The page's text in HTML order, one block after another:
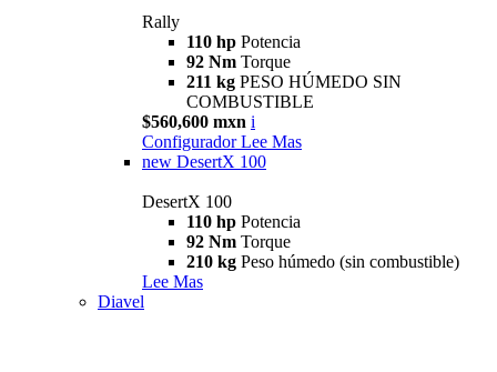
Rally
110 hp Potencia
92 Nm Torque
211 kg PESO HÚMEDO SIN
COMBUSTIBLE
$560,600 mxn i
Configurador Lee Mas
new DesertX 100
DesertX 100
110 hp Potencia
92 Nm Torque
210 kg Peso húmedo (sin combustible)
Lee Mas
Diavel